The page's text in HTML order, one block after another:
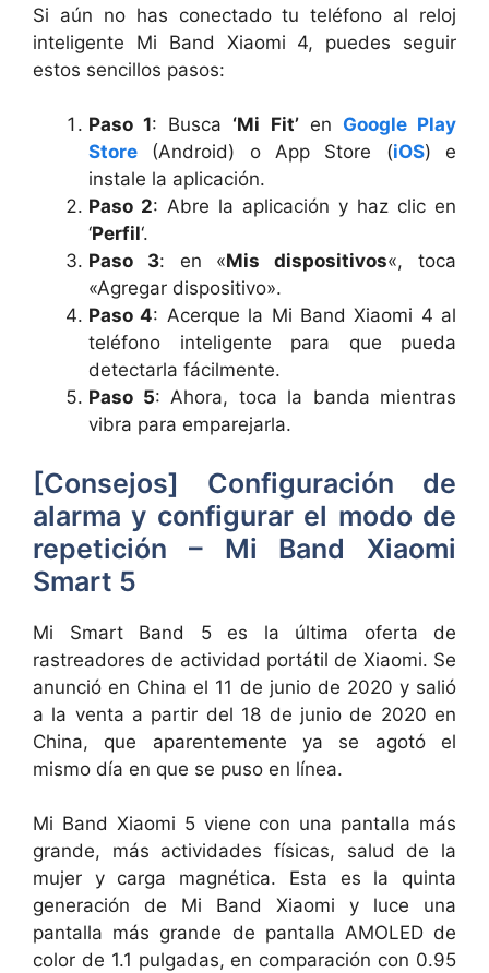
Si aún no has conectado tu teléfono al reloj
inteligente Mi Band Xiaomi 4, puedes seguir
estos sencillos pasos:
Paso 1: Busca ‘Mi Fit’en Google Play
Store (Android) o App Store (iOS) e
instale la aplicación.
Paso 2: Abre la aplicación y haz clic en
‘Perfil‘.
Paso 3: en «Mis dispositivos«, toca
«Agregar dispositivo».
Paso 4: Acerque la Mi Band Xiaomi 4 al
teléfono inteligente para que pueda
detectarla fácilmente.
Paso 5: Ahora, toca la banda mientras
vibra para emparejarla.
[Consejos] Configuración de
alarma y configurar el modo de
repetición – Mi Band Xiaomi
Smart 5
Mi Smart Band 5 es la última oferta de
rastreadores de actividad portátil de Xiaomi. Se
anunció en China el 11 de junio de 2020 y salió
a la venta a partir del 18 de junio de 2020 en
China, que aparentemente ya se agotó el
mismo día en que se puso en línea.
Mi Band Xiaomi 5 viene con una pantalla más
grande, más actividades físicas, salud de la
mujer y carga magnética. Esta es la quinta
generación de Mi Band Xiaomi y luce una
pantalla más grande de pantalla AMOLED de
color de 1.1 pulgadas, en comparación con 0.95